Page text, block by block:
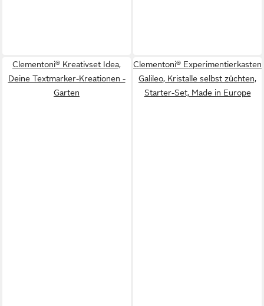
Clementoni® Kreativset Idea,
Deine Textmarker-Kreationen -
Garten
Clementoni® Experimentierkasten
Galileo, Kristalle selbst züchten,
Starter-Set, Made in Europe